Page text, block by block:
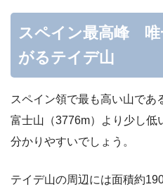
スペイン最高峰 唯
がるテイデ山
スペイン領で最も高い山であ
富士山（3776m）より少し低
分かりやすいでしょう。
テイデ山の周辺には面積約